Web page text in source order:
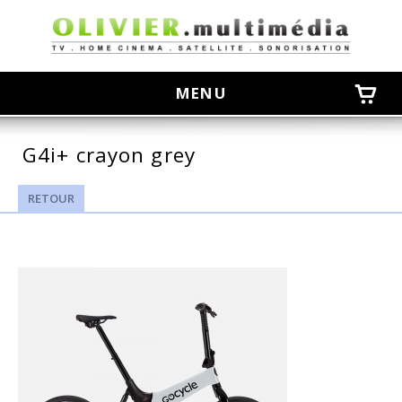
MENU
G4i+ crayon grey
RETOUR